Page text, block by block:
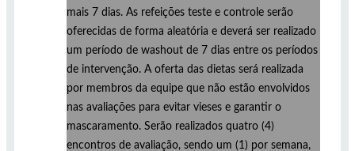
mais 7 dias. As refeições teste e controle serão
oferecidas de forma aleatória e deverá ser realizado
um período de washout de 7 dias entre os períodos
de intervenção. A oferta das dietas será realizada
por membros da equipe que não estão envolvidos
nas avaliações para evitar vieses e garantir o
mascaramento. Serão realizados quatro (4)
encontros de avaliação, sendo um (1) por semana,